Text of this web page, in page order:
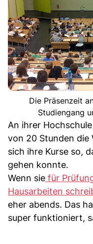
Die Präsenzeit
Studiengang
An ihrer
von 20 Stunden die
sich ihre Kurse so,
gehen konnte.
Wenn sie für
Hausarbeiten
eher abends. Das
super funktioniert,